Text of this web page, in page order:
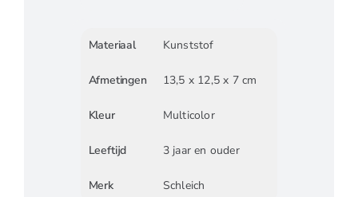
Materiaal Kunststof
Afmetingen 13,5 x 12,5 x 7 cm
Kleur Multicolor
Leeftijd 3 jaar en ouder
Merk Schleich